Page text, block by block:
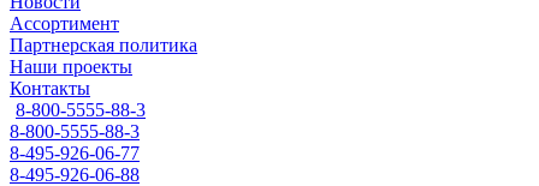
Ассортимент
Партнерская политика
Наши проекты
Контакты
8-800-5555-88-3
8-800-5555-88-3
8-495-926-06-77
8-495-926-06-88